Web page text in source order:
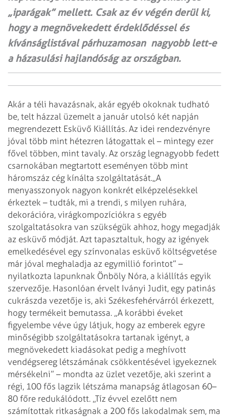
„iparágak” mellett. Csak az év végén derül ki,
hogy a megnövekedett érdeklődéssel és
kívánságlistával párhuzamosan nagyobb lett-e
a házasulási hajlandóság az országban.
Akár a téli havazásnak, akár egyéb okoknak tudható
be, telt házzal üzemelt a január utolsó két napján
megrendezett Esküvő Kiállítás. Az idei rendezvényre
jóval több mint hétezren látogattak el – mintegy ezer
fővel többen, mint tavaly. Az ország legnagyobb fedett
csarnokában megtartott eseményen több mint
háromszáz cég kínálta szolgáltatását.„A
menyasszonyok nagyon konkrét elképzelésekkel
érkeztek – tudták, mi a trendi, s milyen ruhára,
dekorációra, virágkompozíciókra s egyéb
szolgaltatásokra van szükségük ahhoz, hogy megadják
az esküvő módját. Azt tapasztaltuk, hogy az igények
emelkedésével egy színvonalas esküvő költségvetése
már jóval meghaladja az egymillió forintot” –
nyilatkozta lapunknak Önböly Nóra, a kiállítás egyik
szervezője. Hasonlóan érvelt Iványi Judit, egy patinás
cukrászda vezetője is, aki Székesfehérvárról érkezett,
hogy termékeit bemutassa. „A korábbi éveket
figyelembe véve úgy látjuk, hogy az emberek egyre
minőségibb szolgáltatásokra tartanak igényt, a
megnövekedett kiadásokat pedig a meghívott
vendégsereg létszámának csökkentésével igyekeznek
mérsékelni” – mondta az üzlet vezetője, aki szerint a
régi, 100 fős lagzik létszáma manapság átlagosan 60–
80 főre redukálódott. „Tíz évvel ezelőtt nem
számítottak ritkaságnak a 200 fős lakodalmak sem, ma